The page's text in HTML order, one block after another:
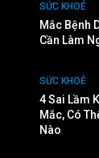
SỨC KHOẺ
Mắc Bệnh
Cần Làm
SỨC KHOẺ
4 Sai Lầm
Mắc, Có
Nào